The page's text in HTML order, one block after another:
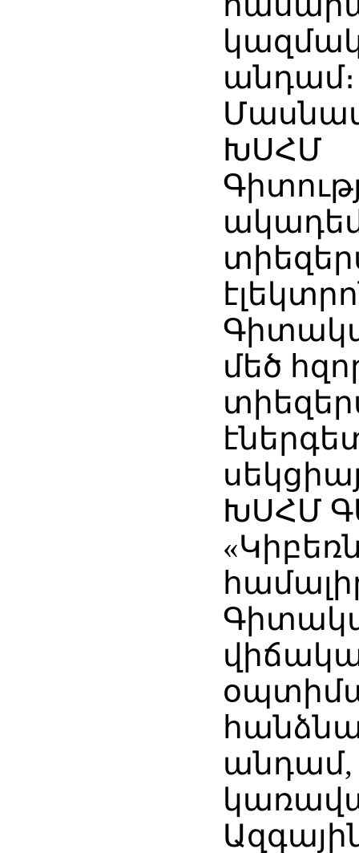
անդամ։
ԽՍՀՄ
մեծ
ԽՍՀՄ